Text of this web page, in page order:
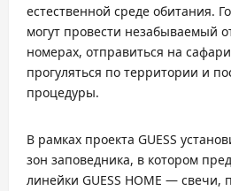
естественной среде обитания.
могут провести незабываемый
номерах, отправиться на
прогуляться по территории и
процедуры.
В рамках проекта GUESS
зон заповедника, в котором
линейки GUESS HOME — свечи,